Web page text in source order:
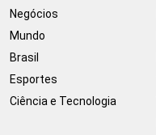
Negócios
Mundo
Brasil
Esportes
Ciência e Tecnologia